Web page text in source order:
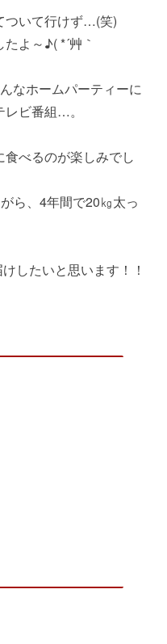
ついて行けず…(笑)
よ～♪( *´艸｀
なホームパーティーに
ビ番組…。
べるのが楽しみでし
ら、4年間で20㎏太っ
したいと思います！！